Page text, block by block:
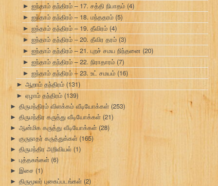
► ஐந்தாம் தந்திரம் – 17. சத்தி நிபாதம் (4)
► ஐந்தாம் தந்திரம் – 18. மந்ததரம் (5)
► ஐந்தாம் தந்திரம் – 19. தீவிரம் (4)
► ஐந்தாம் தந்திரம் – 20. தீவிர தரம் (3)
► ஐந்தாம் தந்திரம் – 21. புறச் சமய நிந்தனை (20)
► ஐந்தாம் தந்திரம் – 22. நிராதாரம் (7)
► ஐந்தாம் தந்திரம் – 23. உட் சமயம் (16)
► ஆறாம் தந்திரம் (131)
► ஏழாம் தந்திரம் (139)
► திருமந்திரம் விளக்கம் வீடியோக்கள் (253)
► திருமந்திர கருத்து வீடியோக்கள் (21)
► ஆன்மிக கருத்து வீடியோக்கள் (28)
► குருநாதர் கருத்துக்கள் (165)
► திருமந்திர அறிவியல் (1)
► புத்தகங்கள் (6)
► இசை (1)
► திருமூலர் புகைப்படங்கள் (2)